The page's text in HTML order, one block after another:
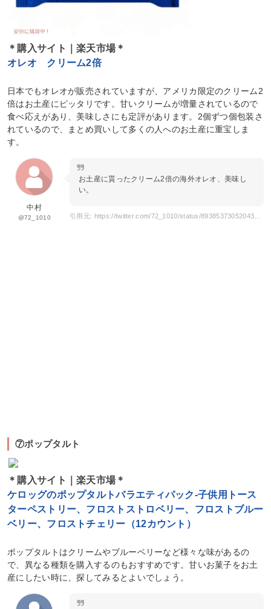
＊購入サイト｜楽天市場＊
オレオ クリーム2倍
日本でもオレオが販売されていますが、アメリカ限定のクリーム2
倍はお土産にピッタリです。甘いクリームが増量されているので
食べ応えがあり、美味しさにも定評があります。2個ずつ個包装さ
れているので、まとめ買いして多くの人へのお土産に重宝しま
す。
中村
@72_1010
お土産に貰ったクリーム2倍の海外オレオ、美味し
い。
⑦ポップタルト
＊購入サイト｜楽天市場＊
ケロッグのポップタルトバラエティパック-子供用トース
ターペストリー、フロストストロベリー、フロストブルー
ベリー、フロストチェリー（12カウント）
ポップタルトはクリームやブルーベリーなど様々な味があるの
で、異なる種類を購入するのもおすすめです。甘いお菓子をお土
産にしたい時に、探してみるとよいでしょう。